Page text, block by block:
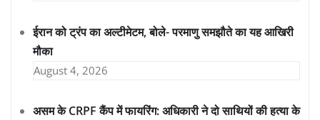
ईरान को ट्रंप का अल्टीमेटम, बोले- परमाणु समझौते का यह आखिरी
मौका
August 4, 2026
असम के CRPF कैंप में फायरिंग: अधिकारी ने दो साथियों की हत्या के